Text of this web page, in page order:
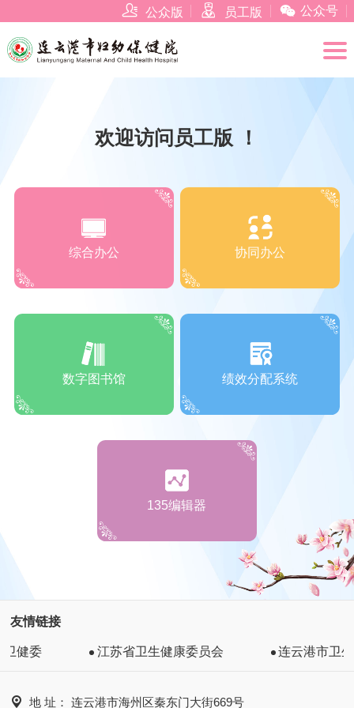
 公众版  员工版  公众号
欢迎访问员工版 ！
综合办公 协同办公
数字图书馆 绩效分配系统
135编辑器
友情链接
委 江苏省卫生健康委员会 连云港市卫生健
 地 址： 连云港市海州区秦东门大街669号